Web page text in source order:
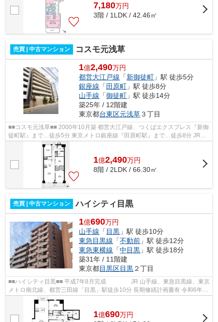
7,180万円
3階 / 1LDK / 42.46㎡
売買 | 中古マンション コスモ元浅草
1億2,490万円
都営大江戸線 「新御徒町 」駅 徒歩5分
銀座線 「 田原町 」駅 徒歩8分
山手線 「御徒町 」駅 徒歩14分
築25年 / 12階建
東京都台東区元浅草３丁目
■■コスモ元浅草■■ 2000年10月築 都営大江戸線、つくばエクスプレス『新御
徒町駅』まで…徒歩5分 東京メトロ銀座線『田原町駅』まで…徒歩8分 JR山
手線、JR京浜東北線『御徒町駅』まで…...
1億2,490万円
8階 / 2LDK / 66.30㎡
売買 | 中古マンション ハイシティ目黒
1億690万円
山手線 「 目黒 」駅 徒歩10分
東急目黒線 「不動前 」駅 徒歩12分
東急東横線 「中目黒 」駅 徒歩18分
築31年 / 11階建
東京都目黒区目黒２丁目
■■ハイシティ目黒■■ 平成7年8月完成 JR 山手線、東急目黒線、東京
メトロ南北線、都営三田線「目黒」駅徒歩10分 長期修繕計画書有 令和6年
大規模修繕計画実施済 エレベー...
1億690万円